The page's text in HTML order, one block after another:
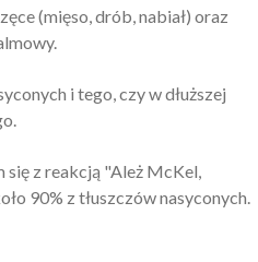
(mięso, drób, nabiał) oraz
i tego, czy w dłuższej
się z reakcją "Ależ McKel,
90% z tłuszczów nasyconych.